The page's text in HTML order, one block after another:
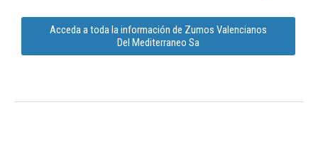
Acceda a toda la información de Zumos Valencianos
Del Mediterraneo Sa